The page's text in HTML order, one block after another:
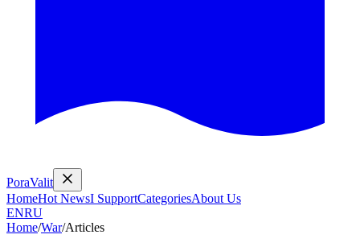
PoraValit
HomeHot NewsI SupportCategoriesAbout Us
ENRU
Home/War/Articles